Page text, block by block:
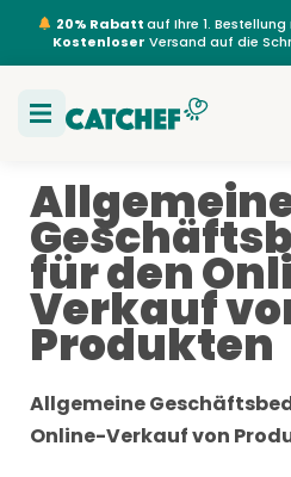
20% Rabattauf Ihre 1.
Kostenloser Versand auf die
für den
Verkauf
Produkten
Allgemeine
Online-Verkauf von